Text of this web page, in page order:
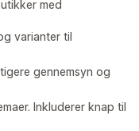
med
varianter til
gennemsyn og
Inkluderer knap til